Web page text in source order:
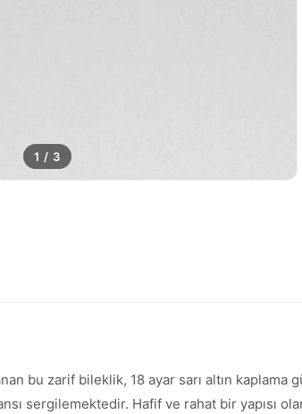
1 / 3
bu zarif bileklik, 18 ayar sarı altın
sergilemektedir. Hafif ve rahat bir yapısı